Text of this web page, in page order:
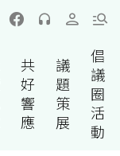
共
好
響
應
議
題
策
展
倡
議
圈
活
動